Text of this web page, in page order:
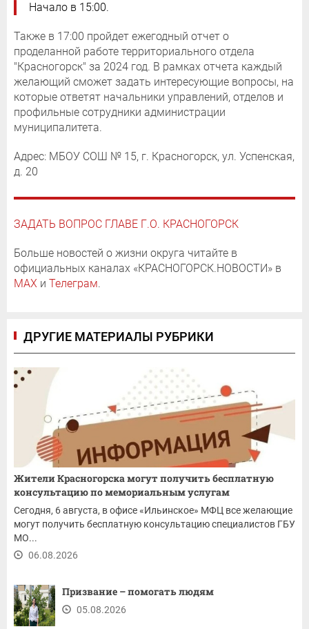
Начало в 15:00.
Также в 17:00 пройдет ежегодный отчет о
проделанной работе территориального отдела
"Красногорск" за 2024 год. В рамках отчета каждый
желающий сможет задать интересующие вопросы, на
которые ответят начальники управлений, отделов и
профильные сотрудники администрации
муниципалитета.
Адрес: МБОУ СОШ № 15, г. Красногорск, ул. Успенская,
д. 20
ЗАДАТЬ ВОПРОС ГЛАВЕ Г.О. КРАСНОГОРСК
Больше новостей о жизни округа читайте в
официальных каналах «КРАСНОГОРСК.НОВОСТИ» в
MAX и Телеграм.
ДРУГИЕ МАТЕРИАЛЫ РУБРИКИ
Жители Красногорска могут получить бесплатную
консультацию по мемориальным услугам
Сегодня, 6 августа, в офисе «Ильинское» МФЦ все желающие
могут получить бесплатную консультацию специалистов ГБУ
МО...
06.08.2026
Призвание – помогать людям
05.08.2026